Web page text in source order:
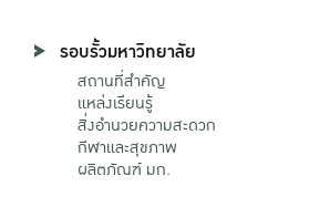
รอบรั้วมหาวิทยาลัย
สถานที่สำคัญ
แหล่งเรียนรู้
สิ่งอำนวยความสะดวก
กีฬาและสุขภาพ
ผลิตภัณฑ์ มก.